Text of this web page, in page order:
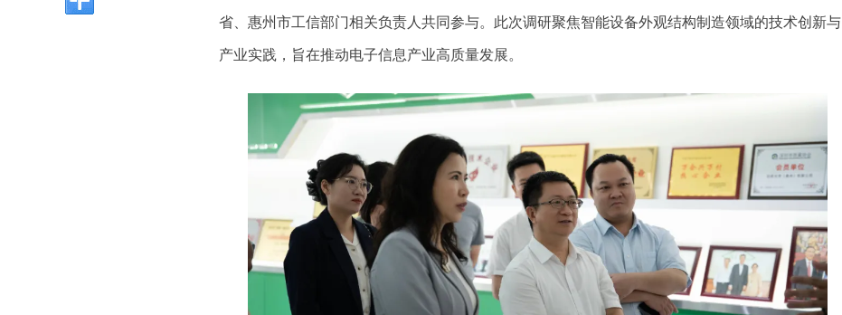
省、惠州市工信部门相关负责人共同参与。此次调研聚焦智能设备外观结构制造领域的技术创新与
产业实践，旨在推动电子信息产业高质量发展。